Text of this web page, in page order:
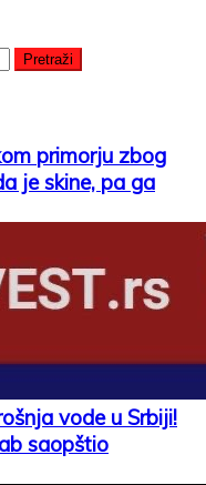
primorju zbog
je skine, pa ga
vode u Srbiji!
saopštio